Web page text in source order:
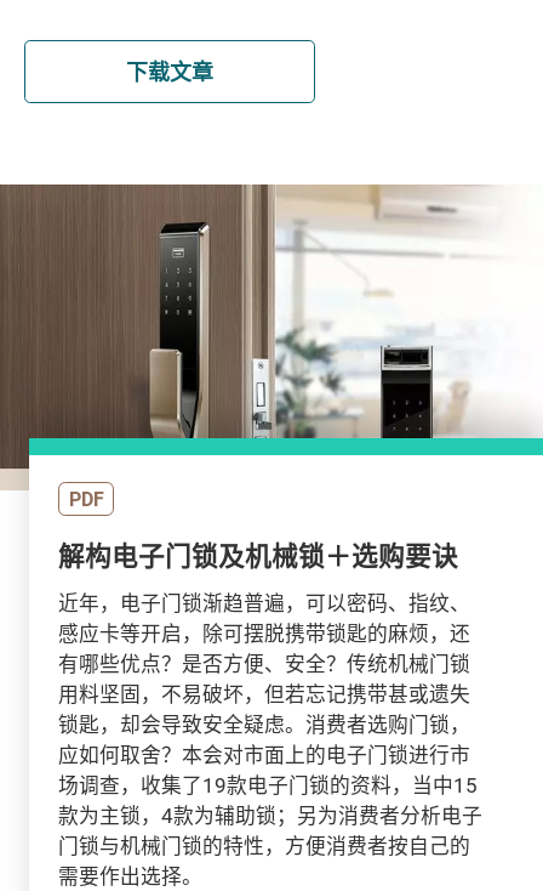
下载文章
PDF
解构电子门锁及机械锁＋选购要诀
近年，电子门锁渐趋普遍，可以密码、指纹、
感应卡等开启，除可摆脱携带锁匙的麻烦，还
有哪些优点？是否方便、安全？传统机械门锁
用料坚固，不易破坏，但若忘记携带甚或遗失
锁匙，却会导致安全疑虑。消费者选购门锁，
应如何取舍？本会对市面上的电子门锁进行市
场调查，收集了19款电子门锁的资料，当中15
款为主锁，4款为辅助锁；另为消费者分析电子
门锁与机械门锁的特性，方便消费者按自己的
需要作出选择。